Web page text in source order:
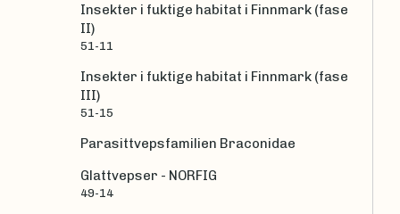
Insekter i fuktige habitat i Finnmark (fase
II)
51-11
Insekter i fuktige habitat i Finnmark (fase
III)
51-15
Parasittvepsfamilien Braconidae
Glattvepser - NORFIG
49-14